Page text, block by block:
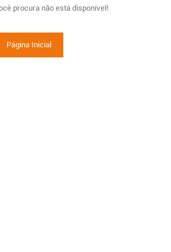
procura não está disponível!
Página Inicial